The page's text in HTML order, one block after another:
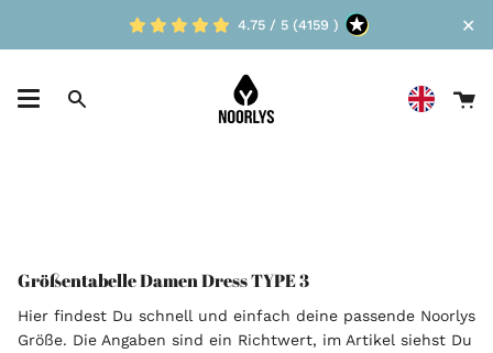
content
4.75 / 5 (4159 ) ✕
Suche
Größentabelle Damen Dress TYPE 3
Hier findest Du schnell und einfach deine passende Noorlys
Größe. Die Angaben sind ein Richtwert, im Artikel siehst Du